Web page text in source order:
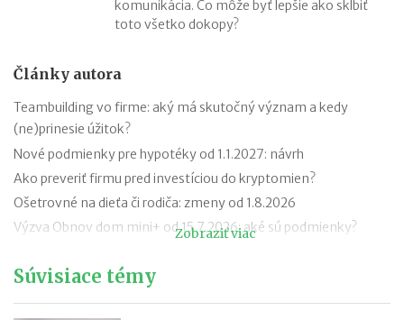
komunikácia. Čo môže byť lepšie ako skĺbiť
toto všetko dokopy?
Články autora
Teambuilding vo firme: aký má skutočný význam a kedy
(ne)prinesie úžitok?
Nové podmienky pre hypotéky od 1.1.2027: návrh
Ako preveriť firmu pred investíciou do kryptomien?
Ošetrovné na dieťa či rodiča: zmeny od 1.8.2026
Výzva Obnov dom mini+ od 15.7.2026: aké sú podmienky?
činnosti (AML zákon)
Zobraziť viac
Súvisiace témy